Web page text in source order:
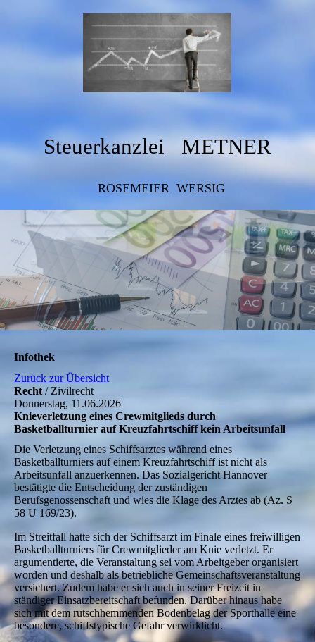
Steuerkanzlei METNER
ROSEMEIER WERSIG
Infothek
Zurück zur Übersicht
Recht / Zivilrecht
Donnerstag, 11.06.2026
Knieverletzung eines Crewmitglieds durch
Basketballturnier auf Kreuzfahrtschiff kein Arbeitsunfall
Die Verletzung eines Schiffsarztes während eines
Basketballturniers auf einem Kreuzfahrtschiff ist nicht als
Arbeitsunfall anzuerkennen. Das Sozialgericht Hannover
bestätigte die Entscheidung der zuständigen
Berufsgenossenschaft und wies die Klage des Arztes ab (Az. S
58 U 169/23).
Im Streitfall hatte sich der Schiffsarzt im Finale eines freiwilligen
Basketballturniers für Crewmitglieder am Knie verletzt. Er
argumentierte, die Veranstaltung sei vom Arbeitgeber organisiert
worden und deshalb als betriebliche Gemeinschaftsveranstaltung
versichert. Zudem habe er sich auch in seiner Freizeit in
ständiger Einsatzbereitschaft befunden. Darüber hinaus habe
sich mit dem rutschhemmenden Bodenbelag der Sporthalle eine
besondere, schiffstypische Gefahr verwirklicht.